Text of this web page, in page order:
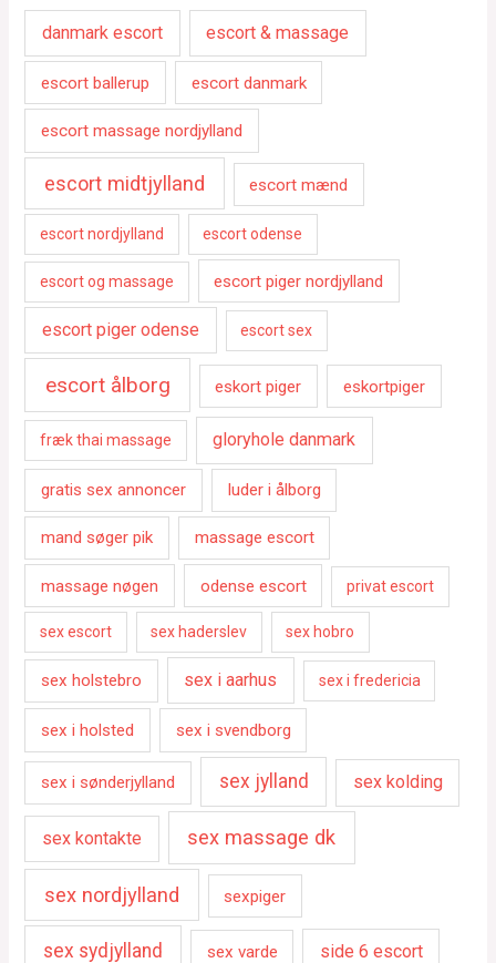
danmark escort escort & massage
escort ballerup escort danmark
escort massage nordjylland
escort midtjylland escort mænd
escort nordjylland escort odense
escort og massage escort piger nordjylland
escort piger odense escort sex
escort ålborg eskort piger eskortpiger
fræk thai massage gloryhole danmark
gratis sex annoncer luder i ålborg
mand søger pik massage escort
massage nøgen odense escort privat escort
sex escort sex haderslev sex hobro
sex holstebro sex i aarhus sex i fredericia
sex i holsted sex i svendborg
sex i sønderjylland sex jylland sex kolding
sex kontakte sex massage dk
sex nordjylland sexpiger
sex sydjylland sex varde side 6 escort